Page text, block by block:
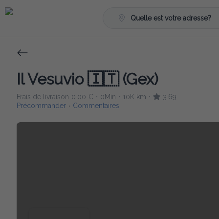
Quelle est votre adresse?
Il Vesuvio 🇮🇹 (Gex)
Frais de livraison 0.00 € • 0Min • 10K km •
3.69
Précommander • Commentaires